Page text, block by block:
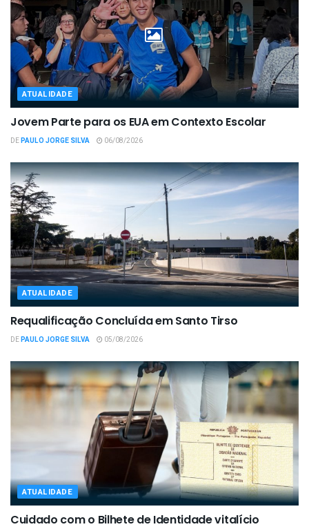
ATUALIDADE
Jovem Parte para os EUA em Contexto Escolar
DEPAULO JORGE SILVA 06/08/2026
ATUALIDADE
Requalificação Concluída em Santo Tirso
DEPAULO JORGE SILVA 05/08/2026
ATUALIDADE
Cuidado com o Bilhete de Identidade vitalício